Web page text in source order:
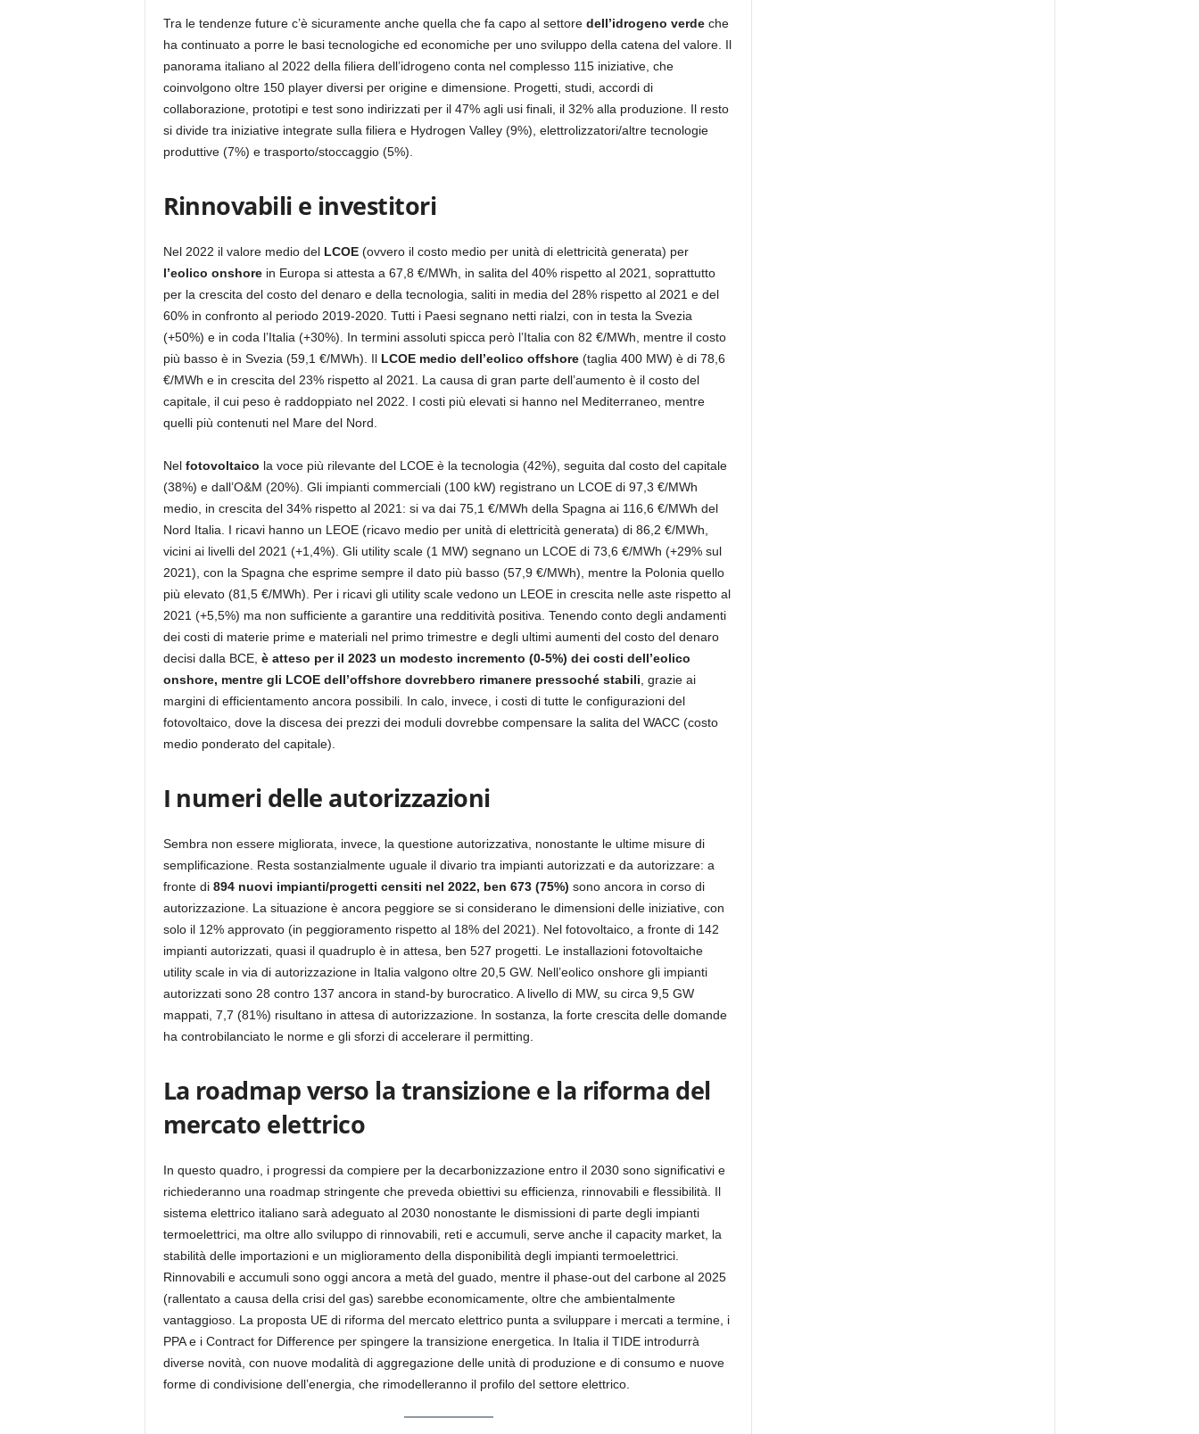
Tra le tendenze future c’è sicuramente anche quella che fa capo al settore dell’idrogeno verdeche
ha continuato a porre le basi tecnologiche ed economiche per uno sviluppo della catena del valore. Il
panorama italiano al 2022 della filiera dell’idrogeno conta nel complesso 115 iniziative, che
coinvolgono oltre 150 player diversi per origine e dimensione. Progetti, studi, accordi di
collaborazione, prototipi e test sono indirizzati per il 47% agli usi finali, il 32% alla produzione. Il resto
si divide tra iniziative integrate sulla filiera e Hydrogen Valley (9%), elettrolizzatori/altre tecnologie
produttive (7%) e trasporto/stoccaggio (5%).
Rinnovabili e investitori
Nel 2022 il valore medio del LCOE(ovvero il costo medio per unità di elettricità generata) per
l’eolico onshorein Europa si attesta a 67,8 €/MWh, in salita del 40% rispetto al 2021, soprattutto
per la crescita del costo del denaro e della tecnologia, saliti in media del 28% rispetto al 2021 e del
60% in confronto al periodo 2019-2020. Tutti i Paesi segnano netti rialzi, con in testa la Svezia
(+50%) e in coda l’Italia (+30%). In termini assoluti spicca però l’Italia con 82 €/MWh, mentre il costo
più basso è in Svezia (59,1 €/MWh). Il LCOE medio dell’eolico offshore(taglia 400 MW) è di 78,6
€/MWh e in crescita del 23% rispetto al 2021. La causa di gran parte dell’aumento è il costo del
capitale, il cui peso è raddoppiato nel 2022. I costi più elevati si hanno nel Mediterraneo, mentre
quelli più contenuti nel Mare del Nord.
Nel fotovoltaico la voce più rilevante del LCOE è la tecnologia (42%), seguita dal costo del capitale
(38%) e dall’O&M (20%). Gli impianti commerciali (100 kW) registrano un LCOE di 97,3 €/MWh
medio, in crescita del 34% rispetto al 2021: si va dai 75,1 €/MWh della Spagna ai 116,6 €/MWh del
Nord Italia. I ricavi hanno un LEOE (ricavo medio per unità di elettricità generata) di 86,2 €/MWh,
vicini ai livelli del 2021 (+1,4%). Gli utility scale (1 MW) segnano un LCOE di 73,6 €/MWh (+29% sul
2021), con la Spagna che esprime sempre il dato più basso (57,9 €/MWh), mentre la Polonia quello
più elevato (81,5 €/MWh). Per i ricavi gli utility scale vedono un LEOE in crescita nelle aste rispetto al
2021 (+5,5%) ma non sufficiente a garantire una redditività positiva. Tenendo conto degli andamenti
dei costi di materie prime e materiali nel primo trimestre e degli ultimi aumenti del costo del denaro
decisi dalla BCE, è atteso per il 2023 un modesto incremento (0-5%) dei costi dell’eolico
onshore, mentre gli LCOE dell’offshore dovrebbero rimanere pressoché stabili , grazie ai
margini di efficientamento ancora possibili. In calo, invece, i costi di tutte le configurazioni del
fotovoltaico, dove la discesa dei prezzi dei moduli dovrebbe compensare la salita del WACC (costo
medio ponderato del capitale).
I numeri delle autorizzazioni
Sembra non essere migliorata, invece, la questione autorizzativa, nonostante le ultime misure di
semplificazione. Resta sostanzialmente uguale il divario tra impianti autorizzati e da autorizzare: a
fronte di 894 nuovi impianti/progetti censiti nel 2022, ben 673 (75%) sono ancora in corso di
autorizzazione. La situazione è ancora peggiore se si considerano le dimensioni delle iniziative, con
solo il 12% approvato (in peggioramento rispetto al 18% del 2021). Nel fotovoltaico, a fronte di 142
impianti autorizzati, quasi il quadruplo è in attesa, ben 527 progetti. Le installazioni fotovoltaiche
utility scale in via di autorizzazione in Italia valgono oltre 20,5 GW. Nell’eolico onshore gli impianti
autorizzati sono 28 contro 137 ancora in stand-by burocratico. A livello di MW, su circa 9,5 GW
mappati, 7,7 (81%) risultano in attesa di autorizzazione. In sostanza, la forte crescita delle domande
ha controbilanciato le norme e gli sforzi di accelerare il permitting.
La roadmap verso la transizione e la riforma del
mercato elettrico
In questo quadro, i progressi da compiere per la decarbonizzazione entro il 2030 sono significativi e
richiederanno una roadmap stringente che preveda obiettivi su efficienza, rinnovabili e flessibilità. Il
sistema elettrico italiano sarà adeguato al 2030 nonostante le dismissioni di parte degli impianti
termoelettrici, ma oltre allo sviluppo di rinnovabili, reti e accumuli, serve anche il capacity market, la
stabilità delle importazioni e un miglioramento della disponibilità degli impianti termoelettrici.
Rinnovabili e accumuli sono oggi ancora a metà del guado, mentre il phase-out del carbone al 2025
(rallentato a causa della crisi del gas) sarebbe economicamente, oltre che ambientalmente
vantaggioso. La proposta UE di riforma del mercato elettrico punta a sviluppare i mercati a termine, i
PPA e i Contract for Difference per spingere la transizione energetica. In Italia il TIDE introdurrà
diverse novità, con nuove modalità di aggregazione delle unità di produzione e di consumo e nuove
forme di condivisione dell’energia, che rimodelleranno il profilo del settore elettrico.